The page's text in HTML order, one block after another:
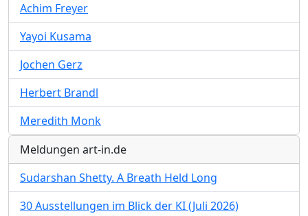
Achim Freyer
Yayoi Kusama
Jochen Gerz
Herbert Brandl
Meredith Monk
Meldungen art-in.de
Sudarshan Shetty. A Breath Held Long
30 Ausstellungen im Blick der KI (Juli 2026)